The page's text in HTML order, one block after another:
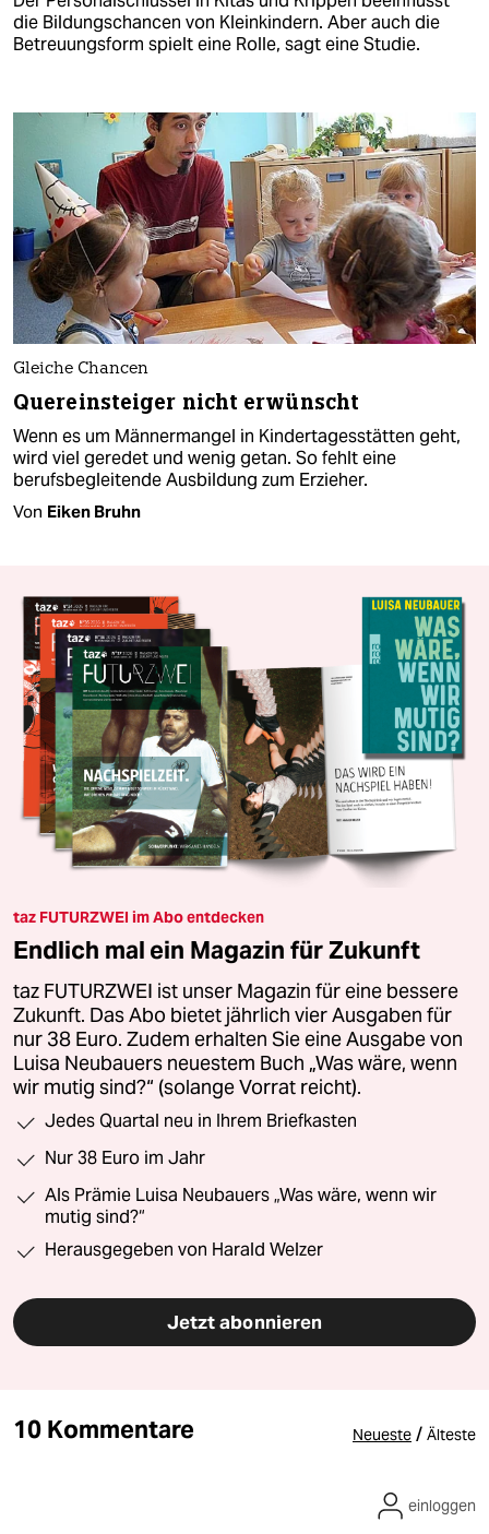
die Bildungschancen von Kleinkindern. Aber auch die
Betreuungsform spielt eine Rolle, sagt eine Studie.
Gleiche Chancen
Quereinsteiger nicht erwünscht
Wenn es um Männermangel in Kindertagesstätten geht,
wird viel geredet und wenig getan. So fehlt eine
berufsbegleitende Ausbildung zum Erzieher.
Von Eiken Bruhn
taz FUTURZWEI im Abo entdecken
Endlich mal ein Magazin für Zukunft
taz FUTURZWEI ist unser Magazin für eine bessere
Zukunft. Das Abo bietet jährlich vier Ausgaben für
nur 38 Euro. Zudem erhalten Sie eine Ausgabe von
Luisa Neubauers neuestem Buch „Was wäre, wenn
wir mutig sind?“ (solange Vorrat reicht).
Jedes Quartal neu in Ihrem Briefkasten
Nur 38 Euro im Jahr
Als Prämie Luisa Neubauers „Was wäre, wenn wir
mutig sind?“
Herausgegeben von Harald Welzer
Jetzt abonnieren
10 Kommentare Neueste / Älteste
einloggen